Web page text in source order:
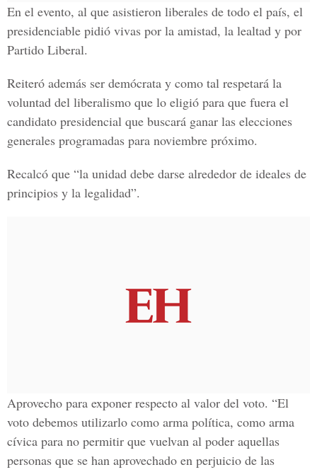
En el evento, al que asistieron liberales de todo el país, el
presidenciable pidió vivas por la amistad, la lealtad y por
Partido Liberal.
Reiteró además ser demócrata y como tal respetará la
voluntad del liberalismo que lo eligió para que fuera el
candidato presidencial que buscará ganar las elecciones
generales programadas para noviembre próximo.
Recalcó que “la unidad debe darse alrededor de ideales de
principios y la legalidad”.
Aprovecho para exponer respecto al valor del voto. “El
voto debemos utilizarlo como arma política, como arma
cívica para no permitir que vuelvan al poder aquellas
personas que se han aprovechado en perjuicio de las